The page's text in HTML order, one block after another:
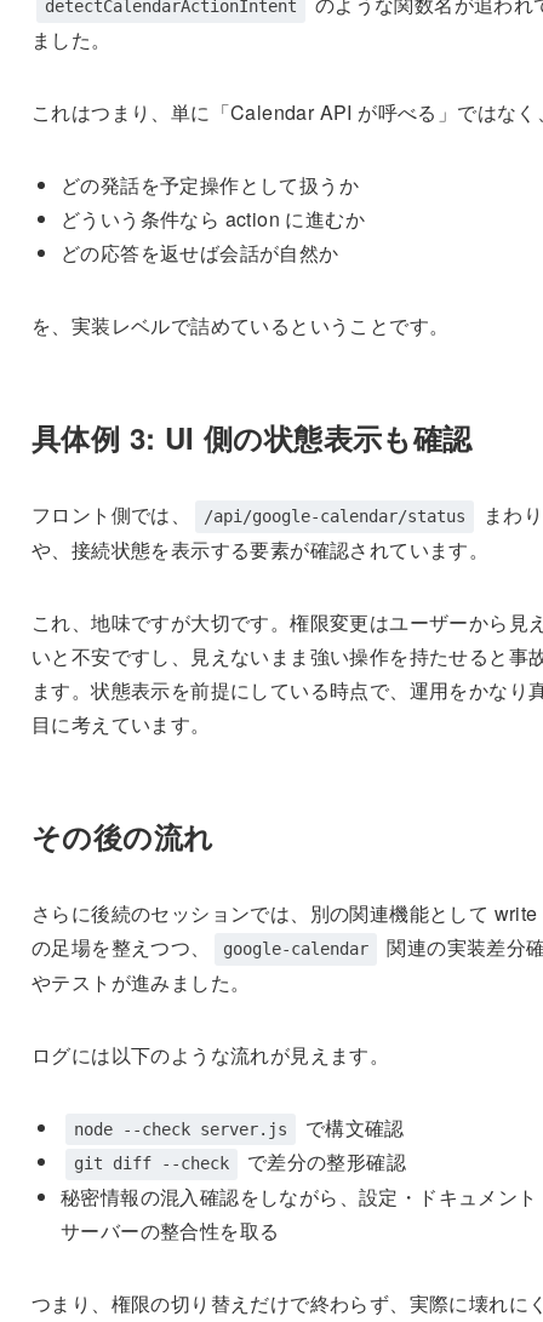
detectCalendarActionIntent
ました。
これはつまり、単に「Calendar API が呼べる」ではなく
どの発話を予定操作として扱うか
どういう条件なら action に進むか
どの応答を返せば会話が自然か
を、実装レベルで詰めているということです。
具体例 3: UI 側の状態表示も確認
フロント側では、 /api/google-calendar/status
まわり
や、接続状態を表示する要素が確認されています。
これ、地味ですが大切です。権限変更はユーザーから見
いと不安ですし、見えないまま強い操作を持たせると事
ます。状態表示を前提にしている時点で、運用をかなり
目に考えています。
その後の流れ
さらに後続のセッションでは、別の関連機能として write
の足場を整えつつ、
google-calendar
関連の実装差分
やテストが進みました。
ログには以下のような流れが見えます。
node --check server.js で構文確認
git diff --check
で差分の整形確認
秘密情報の混入確認をしながら、設定・ドキュメント
サーバーの整合性を取る
つまり、権限の切り替えだけで終わらず、実際に壊れに